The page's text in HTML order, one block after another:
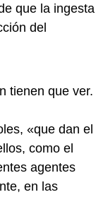
que la ingesta
del
tienen que ver.
«que dan el
como el
agentes
en las